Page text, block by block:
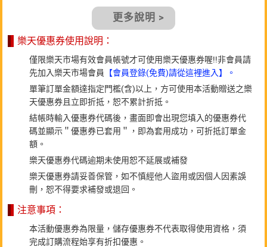
更多說明 >
樂天優惠券使用說明：
僅限樂天市場有效會員帳號才可使用樂天優惠券喔!!非會員請
先加入樂天市場會員
【會員登錄(免費)請從這裡進入】。
單筆訂單金額達指定門檻(含)以上，方可使用本活動贈送之樂
天優惠券且立即折抵，恕不累計折抵。
結帳時輸入優惠券代碼後，畫面即會出現您填入的優惠券代
碼並顯示＂優惠券已套用＂，即為套用成功，可折抵訂單金
額。
樂天優惠券代碼逾期未使用恕不延展或補發
樂天優惠券請妥善保管，如不慎經他人盜用或因個人因素誤
刪，恕不得要求補發或退回。
注意事項：
本活動優惠券為限量，儲存優惠券不代表取得使用資格，須
完成訂購流程始享有折扣優惠。